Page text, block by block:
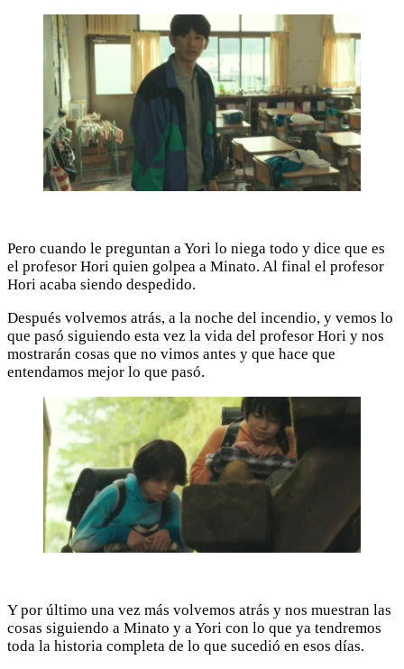
Pero cuando le preguntan a Yori lo niega todo y dice que es
el profesor Hori quien golpea a Minato. Al final el profesor
Hori acaba siendo despedido.
Después volvemos atrás, a la noche del incendio, y vemos lo
que pasó siguiendo esta vez la vida del profesor Hori y nos
mostrarán cosas que no vimos antes y que hace que
entendamos mejor lo que pasó.
Y por último una vez más volvemos atrás y nos muestran las
cosas siguiendo a Minato y a Yori con lo que ya tendremos
toda la historia completa de lo que sucedió en esos días.